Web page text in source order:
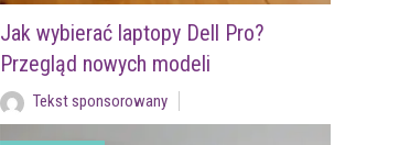
Jak wybierać laptopy Dell Pro?
Przegląd nowych modeli
Tekst sponsorowany